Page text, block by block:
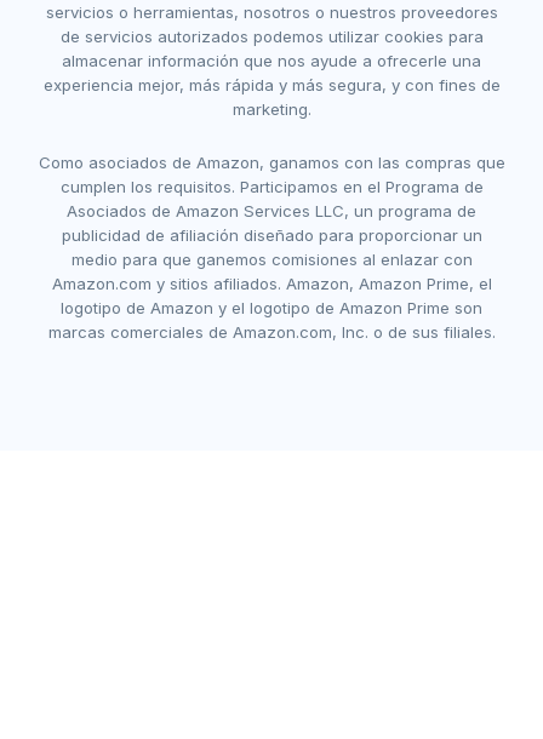
servicios o herramientas, nosotros o nuestros proveedores
de servicios autorizados podemos utilizar cookies para
almacenar información que nos ayude a ofrecerle una
experiencia mejor, más rápida y más segura, y con fines de
marketing.
Como asociados de Amazon, ganamos con las compras que
cumplen los requisitos. Participamos en el Programa de
Asociados de Amazon Services LLC, un programa de
publicidad de afiliación diseñado para proporcionar un
medio para que ganemos comisiones al enlazar con
Amazon.com y sitios afiliados. Amazon, Amazon Prime, el
logotipo de Amazon y el logotipo de Amazon Prime son
marcas comerciales de Amazon.com, Inc. o de sus filiales.